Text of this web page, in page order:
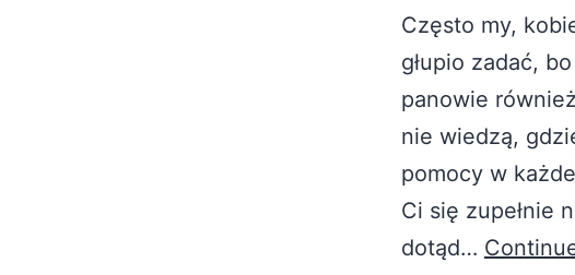
Często my,
głupio zadać,
panowie
nie wiedzą,
pomocy w
Ci się zupełnie
dotąd…